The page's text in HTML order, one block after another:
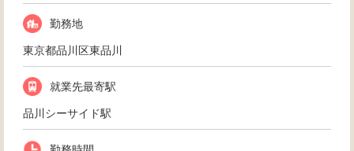
勤務地
東京都品川区東品川
就業先最寄駅
品川シーサイド駅